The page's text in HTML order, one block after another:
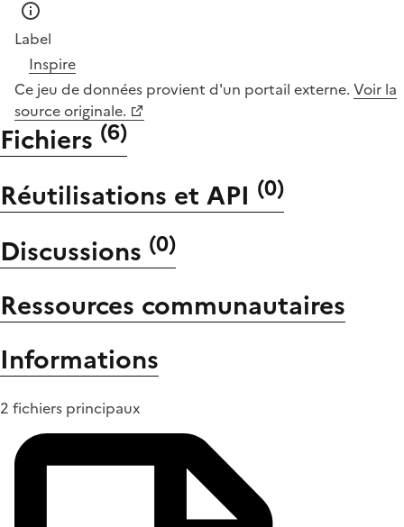
Label
Inspire
Ce jeu de données provient d'un portail externe. Voir la
source originale.
Fichiers (6)
Réutilisations et API (0)
Discussions (0)
Ressources communautaires
Informations
2 fichiers principaux